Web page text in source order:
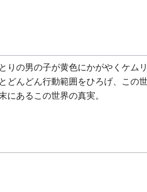
の男の子が黄色にかがやくケム
どんどん行動範囲をひろげ、この
にあるこの世界の真実。